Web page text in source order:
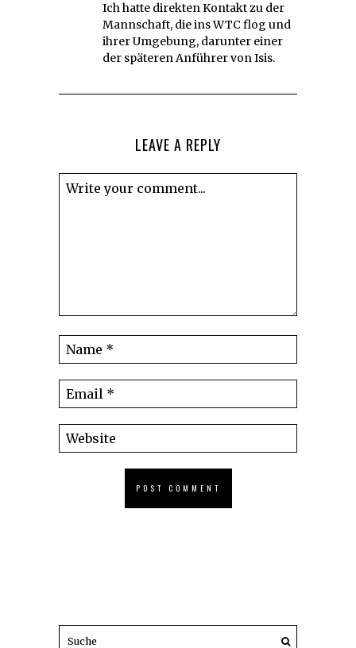
Ich hatte direkten Kontakt zu der
Mannschaft, die ins WTC flog und
ihrer Umgebung, darunter einer
der späteren Anführer von Isis.
LEAVE A REPLY